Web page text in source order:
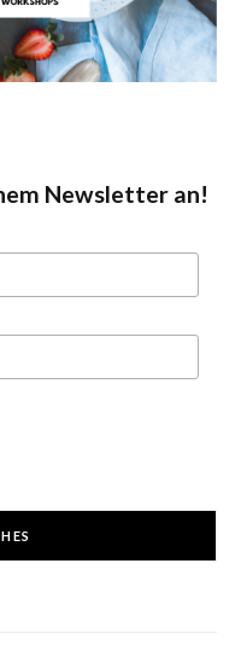
Newsletter an!